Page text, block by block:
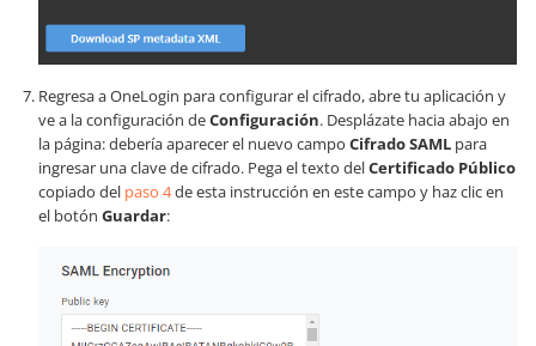
Regresa a OneLogin para configurar el cifrado, abre tu aplicación y
ve a la configuración deConfiguración. Desplázate hacia abajo en
la página: debería aparecer el nuevo campo Cifrado SAML para
ingresar una clave de cifrado. Pega el texto delCertificado Público
copiado del paso 4de esta instrucción en este campo y haz clic en
el botón Guardar: